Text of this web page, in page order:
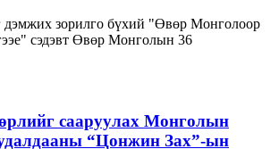
дэмжих зорилго бүхий "Өвөр Монголоор
сэдэвт Өвөр Монголын 36
сааруулах Монголын
“Цонжин Зах”-ын